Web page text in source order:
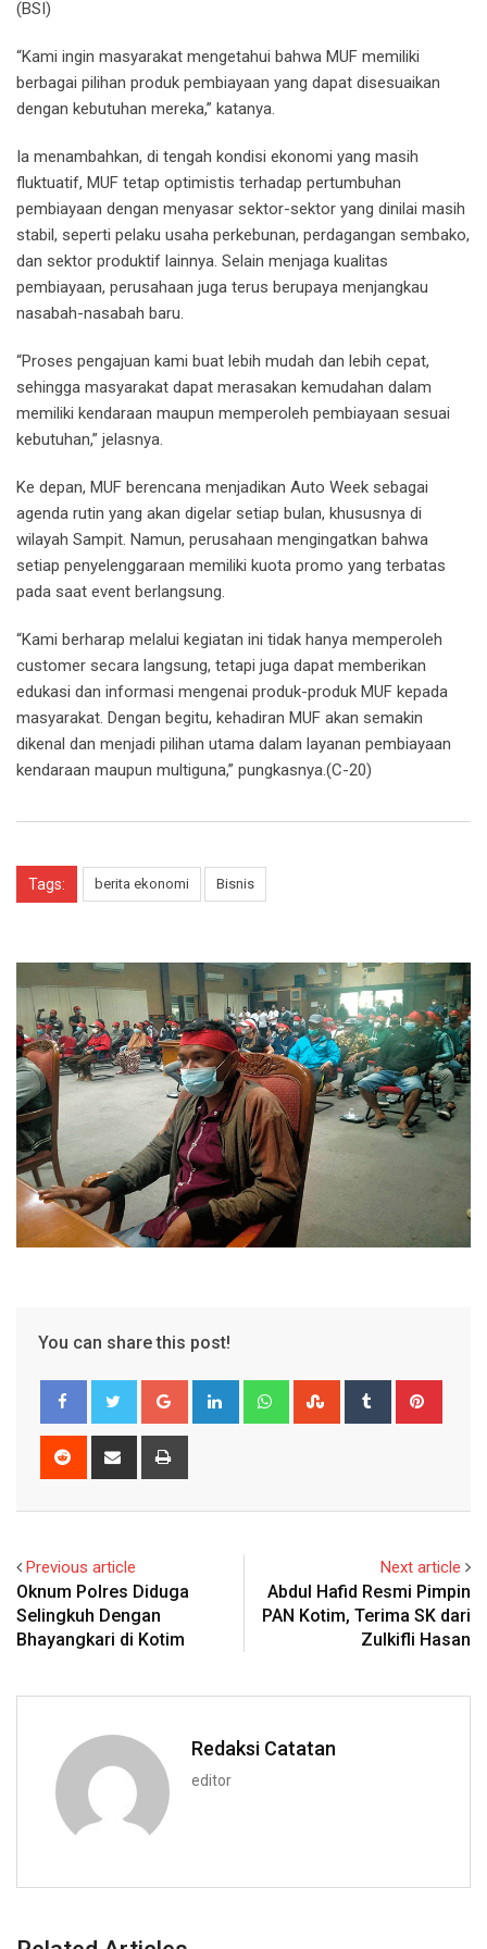
(BSI)
“Kami ingin masyarakat mengetahui bahwa MUF memiliki
berbagai pilihan produk pembiayaan yang dapat disesuaikan
dengan kebutuhan mereka,” katanya.
Ia menambahkan, di tengah kondisi ekonomi yang masih
fluktuatif, MUF tetap optimistis terhadap pertumbuhan
pembiayaan dengan menyasar sektor-sektor yang dinilai masih
stabil, seperti pelaku usaha perkebunan, perdagangan sembako,
dan sektor produktif lainnya. Selain menjaga kualitas
pembiayaan, perusahaan juga terus berupaya menjangkau
nasabah-nasabah baru.
“Proses pengajuan kami buat lebih mudah dan lebih cepat,
sehingga masyarakat dapat merasakan kemudahan dalam
memiliki kendaraan maupun memperoleh pembiayaan sesuai
kebutuhan,” jelasnya.
Ke depan, MUF berencana menjadikan Auto Week sebagai
agenda rutin yang akan digelar setiap bulan, khususnya di
wilayah Sampit. Namun, perusahaan mengingatkan bahwa
setiap penyelenggaraan memiliki kuota promo yang terbatas
pada saat event berlangsung.
“Kami berharap melalui kegiatan ini tidak hanya memperoleh
customer secara langsung, tetapi juga dapat memberikan
edukasi dan informasi mengenai produk-produk MUF kepada
masyarakat. Dengan begitu, kehadiran MUF akan semakin
dikenal dan menjadi pilihan utama dalam layanan pembiayaan
kendaraan maupun multiguna,” pungkasnya.(C-20)
Tags: berita ekonomi Bisnis
You can share this post!
Google+ LinkedIn WhatsappStumbleUpon
Tumblr
Reddit
Share
Previous article
Oknum Polres Diduga
Selingkuh Dengan
Bhayangkari di Kotim
Next article
Abdul Hafid Resmi Pimpin
PAN Kotim, Terima SK dari
Zulkifli Hasan
Redaksi Catatan
editor